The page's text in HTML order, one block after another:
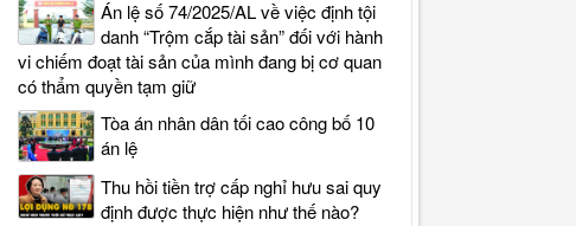
Án lệ số 74/2025/AL về việc định tội
danh “Trộm cắp tài sản” đối với hành
vi chiếm đoạt tài sản của mình đang bị cơ quan
có thẩm quyền tạm giữ
Tòa án nhân dân tối cao công bố 10
án lệ
Thu hồi tiền trợ cấp nghỉ hưu sai quy
định được thực hiện như thế nào?